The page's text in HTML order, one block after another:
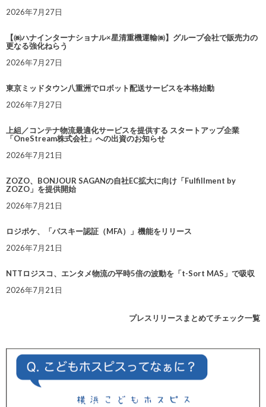
2026年7月27日
【㈱ハナインターナショナル×星清重機運輸㈱】グループ会社で販売力の
更なる強化ねらう
2026年7月27日
東京ミッドタウン八重洲でロボット配送サービスを本格始動
2026年7月27日
上組／コンテナ物流最適化サービスを提供する スタートアップ企業
「OneStream株式会社」への出資のお知らせ
2026年7月21日
ZOZO、BONJOUR SAGANの自社EC拡大に向け「Fulfillment by
ZOZO」を提供開始
2026年7月21日
ロジポケ、「パスキー認証（MFA）」機能をリリース
2026年7月21日
NTTロジスコ、エンタメ物流の平時5倍の波動を「t-Sort MAS」で吸収
2026年7月21日
プレスリリースまとめてチェック一覧